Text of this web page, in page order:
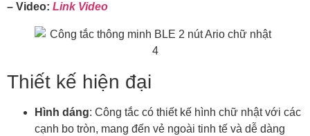
– Video: Link Video
Thiết kế hiện đại
Hình dáng: Công tắc có thiết kế hình chữ nhật với các
cạnh bo tròn, mang đến vẻ ngoài tinh tế và dễ dàng